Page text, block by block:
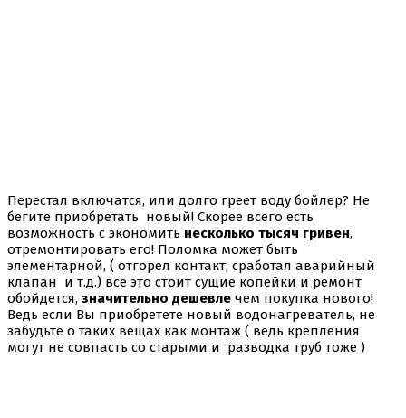
Перестал включатся, или долго греет воду бойлер? Не
бегите приобретать новый! Скорее всего есть
возможность с экономить несколько тысяч гривен,
отремонтировать его! Поломка может быть
элементарной, ( отгорел контакт, сработал аварийный
клапан и т.д.) все это стоит сущие копейки и ремонт
обойдется, значительно дешевле чем покупка нового!
Ведь если Вы приобретете новый водонагреватель, не
забудьте о таких вещах как монтаж ( ведь крепления
могут не совпасть со старыми и разводка труб тоже )